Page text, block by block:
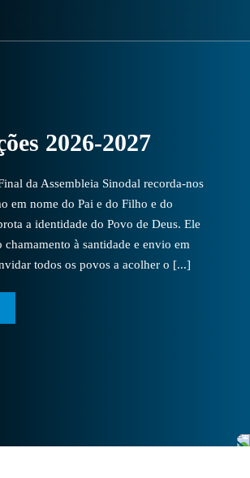
2026-2027
da Assembleia Sinodal recorda-nos
em nome do Pai e do Filho e do
a identidade do Povo de Deus. Ele
chamamento à santidade e envio em
todos os povos a acolher o [...]